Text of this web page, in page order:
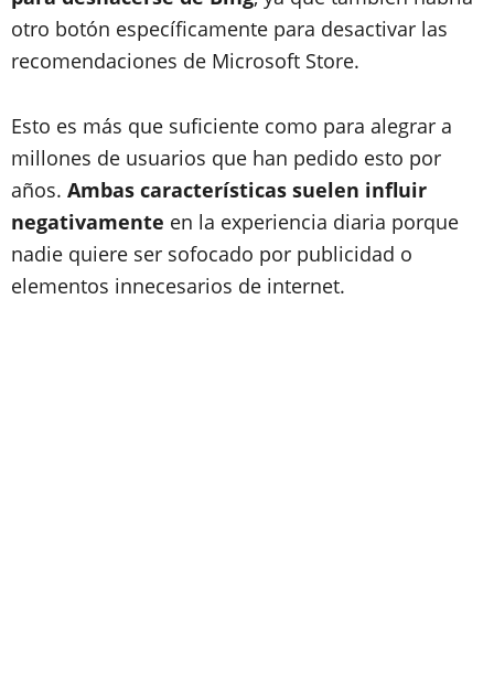
otro botón específicamente para desactivar las
recomendaciones de Microsoft Store.
Esto es más que suficiente como para alegrar a
millones de usuarios que han pedido esto por
años. Ambas características suelen influir
negativamente en la experiencia diaria porque
nadie quiere ser sofocado por publicidad o
elementos innecesarios de internet.